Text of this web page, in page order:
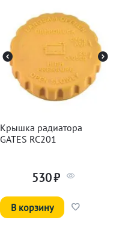
Крышка радиатора
GATES RC201
530₽
В корзину